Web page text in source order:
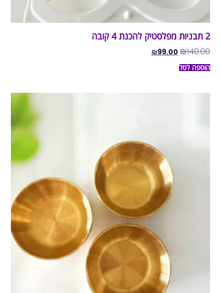
2 תבניות מפלסטיק להכנת 4 קובה
₪140.00
₪99.00
הוספה לסל